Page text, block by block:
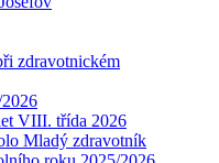
zdravotnickém
VIII. třída 2026
Mladý zdravotník